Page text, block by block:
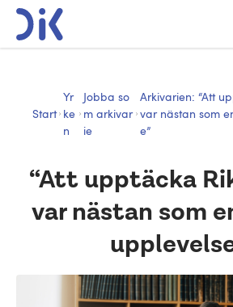
Start
Yr
ke
n
Jobba so
m arkivar
ie
Arkivarien: “Att
var nästan som
e”
“Att upptäcka
var nästan som